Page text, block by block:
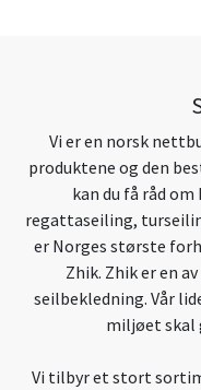
Vi er en norsk
produktene og den
kan du få råd
regattaseiling,
er Norges største
Zhik. Zhik er en
seilbekledning. Vår
miljøet skal
Vi tilbyr et stort